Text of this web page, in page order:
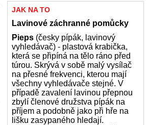
JAK NA TO
Lavinové záchranné pomůcky
Pieps (česky pípák, lavinový
vyhledávač) - plastová krabička,
která se připíná na tělo ráno před
túrou. Skrývá v sobě malý vysílač
na přesné frekvenci, kterou mají
všechny vyhledávače stejné. V
případě zavalení lavinou přepnou
zbylí členové družstva pípák na
příjem a podobně jako při hře na
lišku zasypaného hledají.